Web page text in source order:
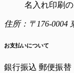
名入れ印刷
住所：〒176-0004
お支払いについて
銀行振込 郵便振替